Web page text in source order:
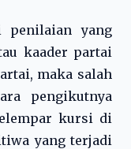
penilaian yang
kaader partai
maka salah
pengikutnya
kursi di
yang terjadi